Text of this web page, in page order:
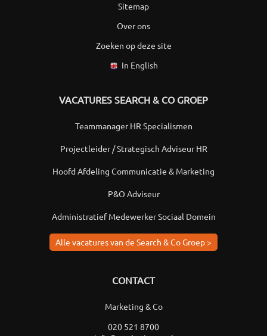
Sitemap
Over ons
Zoeken op deze site
In English
VACATURES SEARCH & CO GROEP
Teammanager HR Specialismen
Projectleider / Strategisch Adviseur HR
Hoofd Afdeling Communicatie & Marketing
P&O Adviseur
Administratief Medewerker Sociaal Domein
Alle vacatures van de Search & Co Groep >
CONTACT
Marketing & Co
020 521 8700